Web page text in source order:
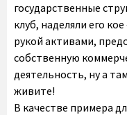
государственные
клуб, наделяли его
рукой активами,
собственную
деятельность, ну а
живите!
В качестве примера